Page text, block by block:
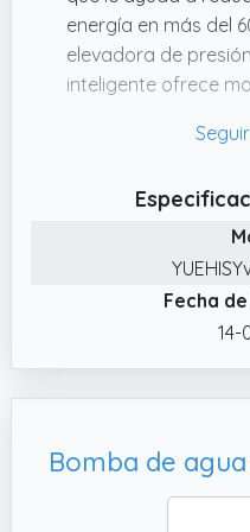
energía en más del
elevadora de
inteligente ofrece
una función de
✔️ PARÁMETROS
máxima de la
de agua de ducha
80W;Presión
NPT;La
℃.El grado de
IP64.
Fecha
14-